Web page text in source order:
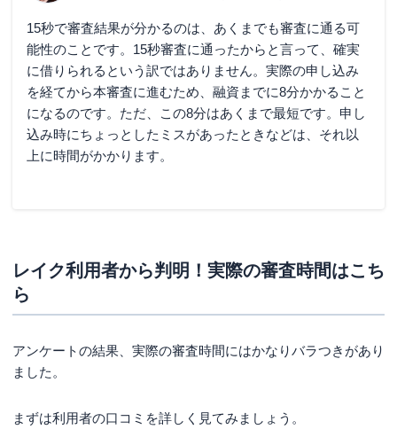
15秒で審査結果が分かるのは、あくまでも審査に通る可
能性のことです。15秒審査に通ったからと言って、確実
に借りられるという訳ではありません。実際の申し込み
を経てから本審査に進むため、融資までに8分かかること
になるのです。ただ、この8分はあくまで最短です。申し
込み時にちょっとしたミスがあったときなどは、それ以
上に時間がかかります。
レイク利用者から判明！実際の審査時間はこち
ら
アンケートの結果、実際の審査時間にはかなりバラつきがあり
ました。
まずは利用者の口コミを詳しく見てみましょう。